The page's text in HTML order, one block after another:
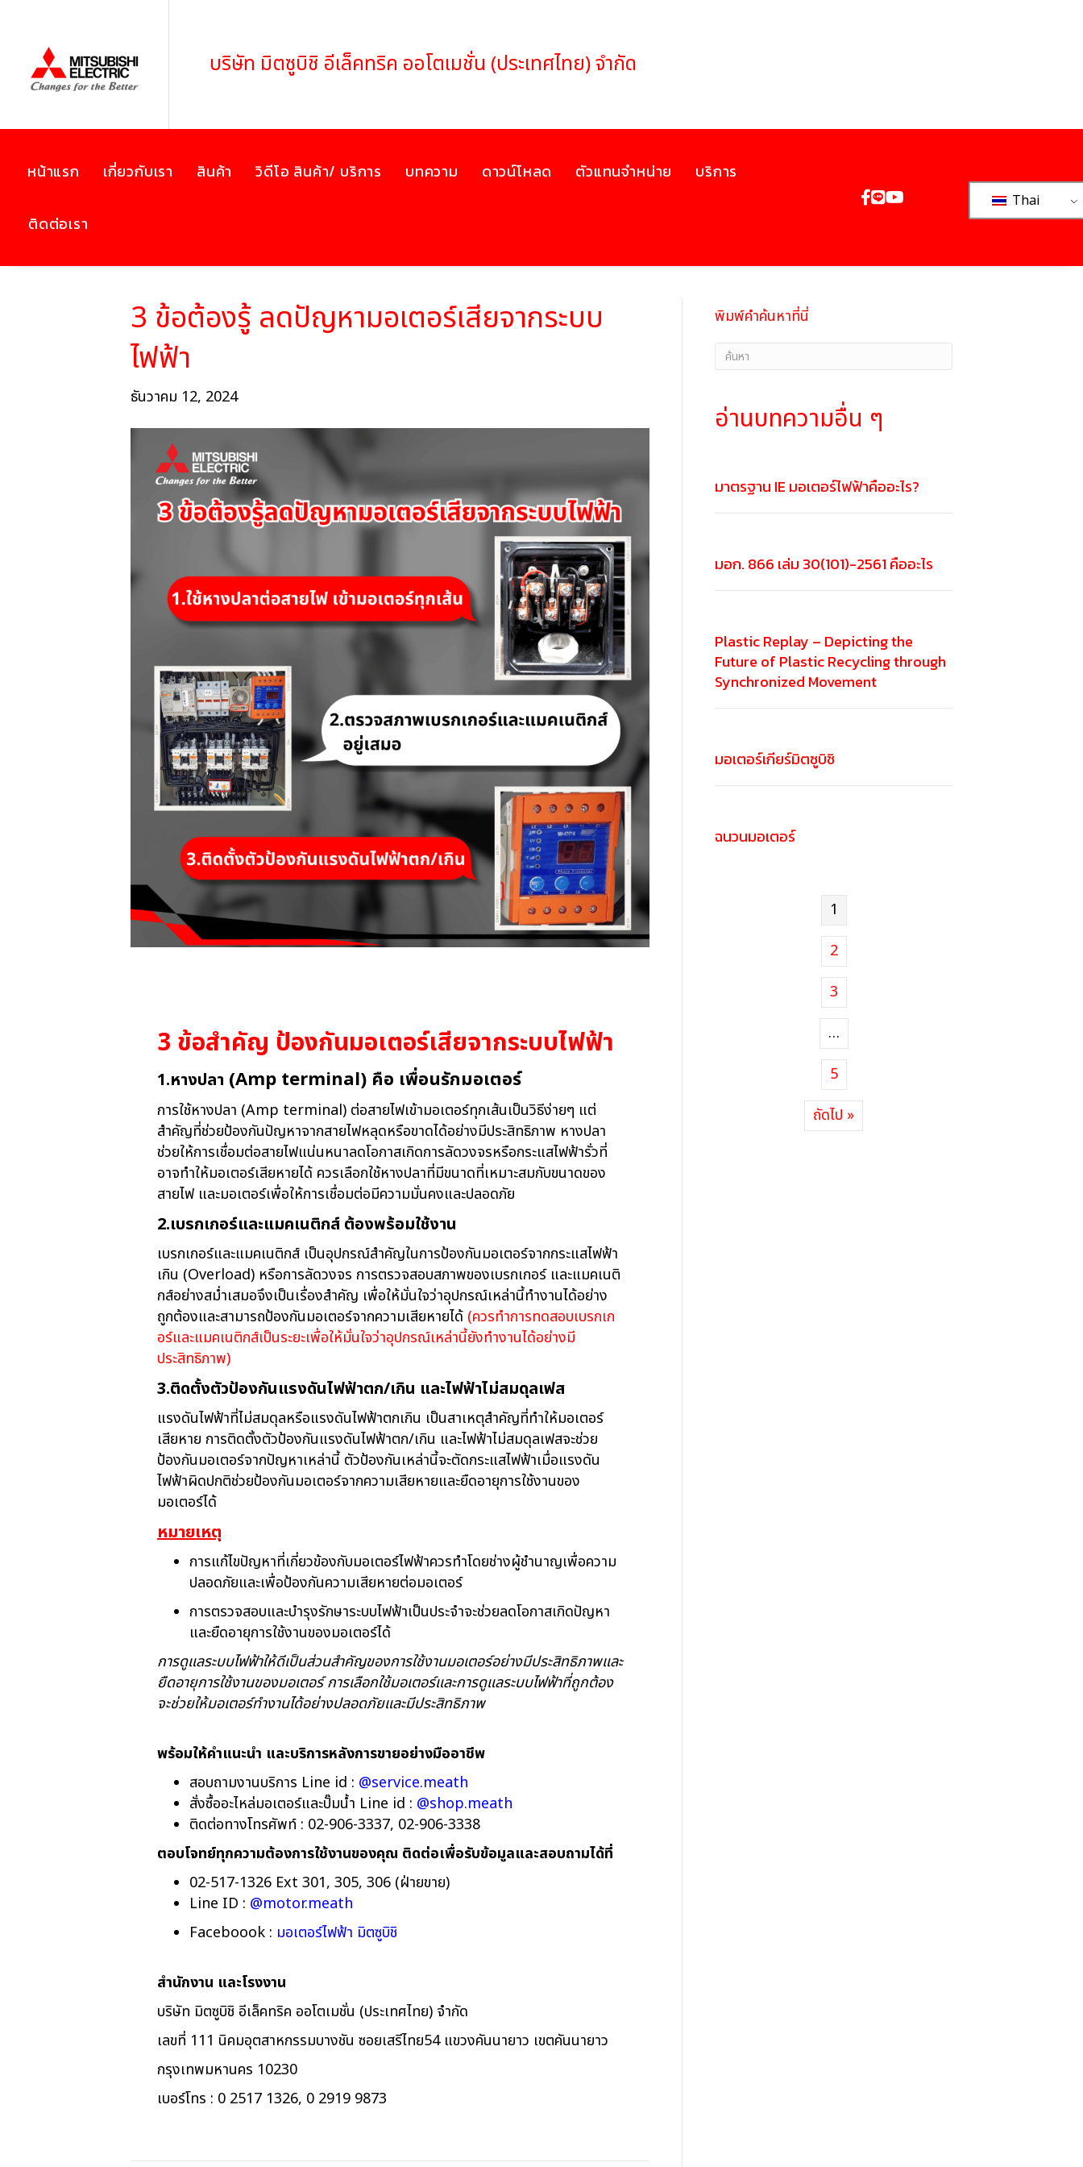
บริษัท มิตซูบิชิ อีเล็คทริค ออโตเมชั่น (ประเทศไทย) จำกัด
หน้าแรก เกี่ยวกับเรา สินค้า วิดีโอ สินค้า/ บริการ บทความ ดาวน์โหลด ตัวแทนจำหน่าย บริการ
ติดต่อเรา
Thai
3 ข้อต้องรู้ ลดปัญหามอเตอร์เสียจากระบบ
ไฟฟ้า
ธันวาคม 12, 2024
3 ข้อสำคัญ ป้องกันมอเตอร์เสียจากระบบไฟฟ้า
1.หางปลา (Amp terminal) คือ เพื่อนรักมอเตอร์
การใช้หางปลา (Amp terminal) ต่อสายไฟเข้ามอเตอร์ทุกเส้นเป็นวิธีง่ายๆ แต่
สำคัญที่ช่วยป้องกันปัญหาจากสายไฟหลุดหรือขาดได้อย่างมีประสิทธิภาพ หางปลา
ช่วยให้การเชื่อมต่อสายไฟแน่นหนาลดโอกาสเกิดการลัดวงจรหรือกระแสไฟฟ้ารั่วที่
อาจทำให้มอเตอร์เสียหายได้ ควรเลือกใช้หางปลาที่มีขนาดที่เหมาะสมกับขนาดของ
สายไฟ และมอเตอร์เพื่อให้การเชื่อมต่อมีความมั่นคงและปลอดภัย
2.เบรกเกอร์และแมคเนติกส์ ต้องพร้อมใช้งาน
เบรกเกอร์และแมคเนติกส์ เป็นอุปกรณ์สำคัญในการป้องกันมอเตอร์จากกระแสไฟฟ้า
เกิน (Overload) หรือการลัดวงจร การตรวจสอบสภาพของเบรกเกอร์ และแมคเนติ
กส์อย่างสม่ำเสมอจึงเป็นเรื่องสำคัญ เพื่อให้มั่นใจว่าอุปกรณ์เหล่านี้ทำงานได้อย่าง
ถูกต้องและสามารถป้องกันมอเตอร์จากความเสียหายได้ (ควรทำการทดสอบเบรกเก
อร์และแมคเนติกส์เป็นระยะเพื่อให้มั่นใจว่าอุปกรณ์เหล่านี้ยังทำงานได้อย่างมี
ประสิทธิภาพ)
3.ติดตั้งตัวป้องกันแรงดันไฟฟ้าตก/เกิน และไฟฟ้าไม่สมดุลเฟส
แรงดันไฟฟ้าที่ไม่สมดุลหรือแรงดันไฟฟ้าตกเกิน เป็นสาเหตุสำคัญที่ทำให้มอเตอร์
เสียหาย การติดตั้งตัวป้องกันแรงดันไฟฟ้าตก/เกิน และไฟฟ้าไม่สมดุลเฟสจะช่วย
ป้องกันมอเตอร์จากปัญหาเหล่านี้ ตัวป้องกันเหล่านี้จะตัดกระแสไฟฟ้าเมื่อแรงดัน
ไฟฟ้าผิดปกติช่วยป้องกันมอเตอร์จากความเสียหายและยืดอายุการใช้งานของ
มอเตอร์ได้
หมายเหตุ
การแก้ไขปัญหาที่เกี่ยวข้องกับมอเตอร์ไฟฟ้าควรทำโดยช่างผู้ชำนาญเพื่อความ
ปลอดภัยและเพื่อป้องกันความเสียหายต่อมอเตอร์
การตรวจสอบและบำรุงรักษาระบบไฟฟ้าเป็นประจำจะช่วยลดโอกาสเกิดปัญหา
และยืดอายุการใช้งานของมอเตอร์ได้
การดูแลระบบไฟฟ้าให้ดีเป็นส่วนสำคัญของการใช้งานมอเตอร์อย่างมีประสิทธิภาพและ
ยืดอายุการใช้งานของมอเตอร์ การเลือกใช้มอเตอร์และการดูแลระบบไฟฟ้าที่ถูกต้อง
จะช่วยให้มอเตอร์ทำงานได้อย่างปลอดภัยและมีประสิทธิภาพ
พร้อมให้คำแนะนำ และบริการหลังการขายอย่างมืออาชีพ
สอบถามงานบริการ Line id : @service.meath
สั่งซื้ออะไหล่มอเตอร์และปั๊มน้ำ Line id : @shop.meath
ติดต่อทางโทรศัพท์ : 02-906-3337, 02-906-3338
ตอบโจทย์ทุกความต้องการใช้งานของคุณ ติดต่อเพื่อรับข้อมูลและสอบถามได้ที่
02-517-1326 Ext 301, 305, 306 (ฝ่ายขาย)
Line ID : @motor.meath
Faceboook : มอเตอร์ไฟฟ้า มิตซูบิชิ
สำนักงาน และโรงงาน
บริษัท มิตซูบิชิ อีเล็คทริค ออโตเมชั่น (ประเทศไทย) จำกัด
เลขที่ 111 นิคมอุตสาหกรรมบางชัน ซอยเสรีไทย54 แขวงคันนายาว เขตคันนายาว
กรุงเทพมหานคร 10230
เบอร์โทร : 0 2517 1326, 0 2919 9873
พิมพ์คำค้นหาที่นี่
อ่านบทความอื่น ๆ
มาตรฐาน IE มอเตอร์ไฟฟ้าคืออะไร?
มอก. 866 เล่ม 30(101)-2561 คืออะไร
Plastic Replay – Depicting the
Future of Plastic Recycling through
Synchronized Movement
มอเตอร์เกียร์มิตซูบิชิ
ฉนวนมอเตอร์
1
2
3
…
5
ถัดไป »